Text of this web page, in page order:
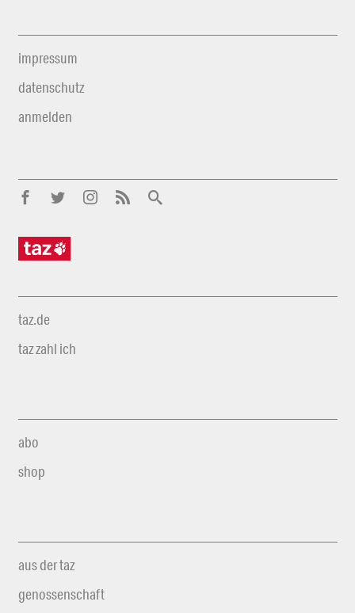
impressum
datenschutz
anmelden
taz.de
taz zahl ich
abo
shop
aus der taz
genossenschaft